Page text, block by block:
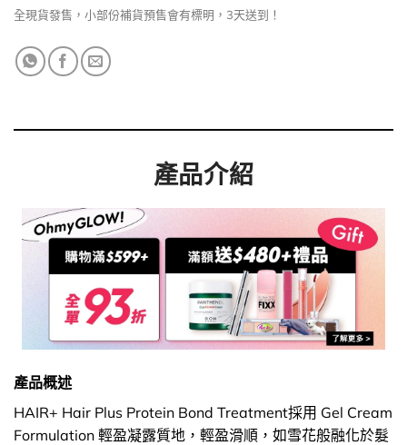
全現貨發售，小部份補貨預售會有標明，3天送到！
產品介紹
產品概述
HAIR+ Hair Plus Protein Bond Treatment採用 Gel Cream
Formulation 輕盈凝露質地，輕盈滑順，如雪花般融化於髮